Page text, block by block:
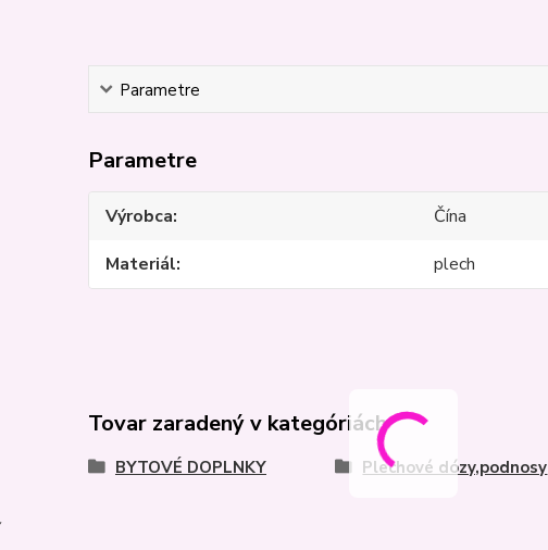
Parametre
Parametre
Výrobca
Čína
Materiál
plech
Tovar zaradený v kategóriách
BYTOVÉ DOPLNKY Plechové dózy,podnosy